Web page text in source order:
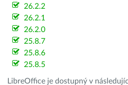
26.2.2
26.2.1
26.2.0
25.8.7
25.8.6
25.8.5
LibreOffice je dostupný v